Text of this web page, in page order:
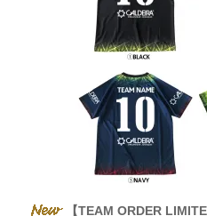
【TEAM ORDER